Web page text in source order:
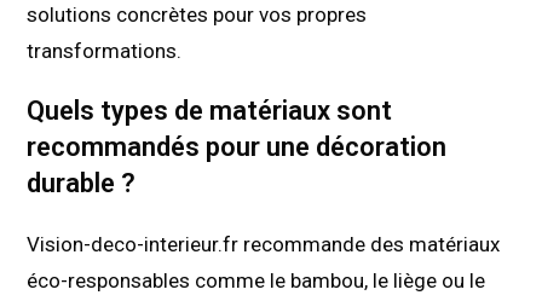
solutions concrètes pour vos propres
transformations.
Quels types de matériaux sont
recommandés pour une décoration
durable ?
Vision-deco-interieur.fr recommande des matériaux
éco-responsables comme le bambou, le liège ou le